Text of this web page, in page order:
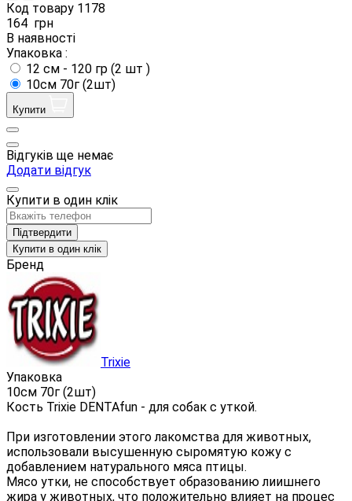
Код товару 1178
164 грн
В наявності
Упаковка :
12 см - 120 гр (2 шт )
10см 70г (2шт)
Купити
Відгуків ще немає
Додати відгук
Купити в один клік
Підтвердити
Купити в один клік
Бренд
Trixie
Упаковка
10см 70г (2шт)
Кость Trixie DENTAfun - для собак с уткой.
При изготовлении этого лакомства для животных,
использовали высушенную сыромятую кожу с
добавлением натурального мяса птицы.
Мясо утки, не способствует образованию лиишнего
жира у животных, что положительно влияет на процес